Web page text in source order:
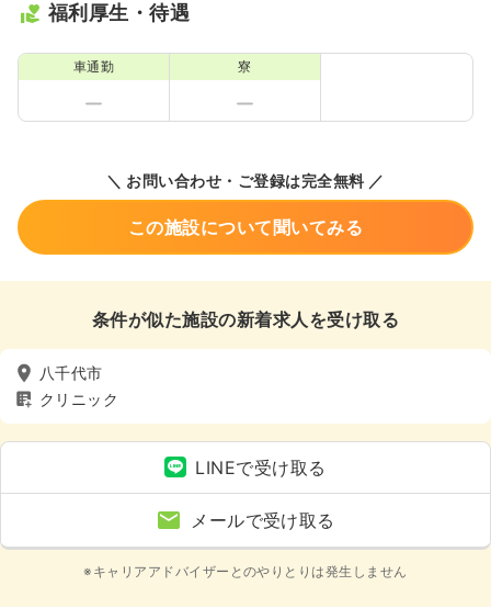
福利厚生・待遇
車通勤 寮
＼ お問い合わせ・ご登録は完全無料 ／
この施設について聞いてみる
条件が似た施設の新着求人を受け取る
八千代市
クリニック
LINEで受け取る
メールで受け取る
※キャリアアドバイザーとのやりとりは発生しません